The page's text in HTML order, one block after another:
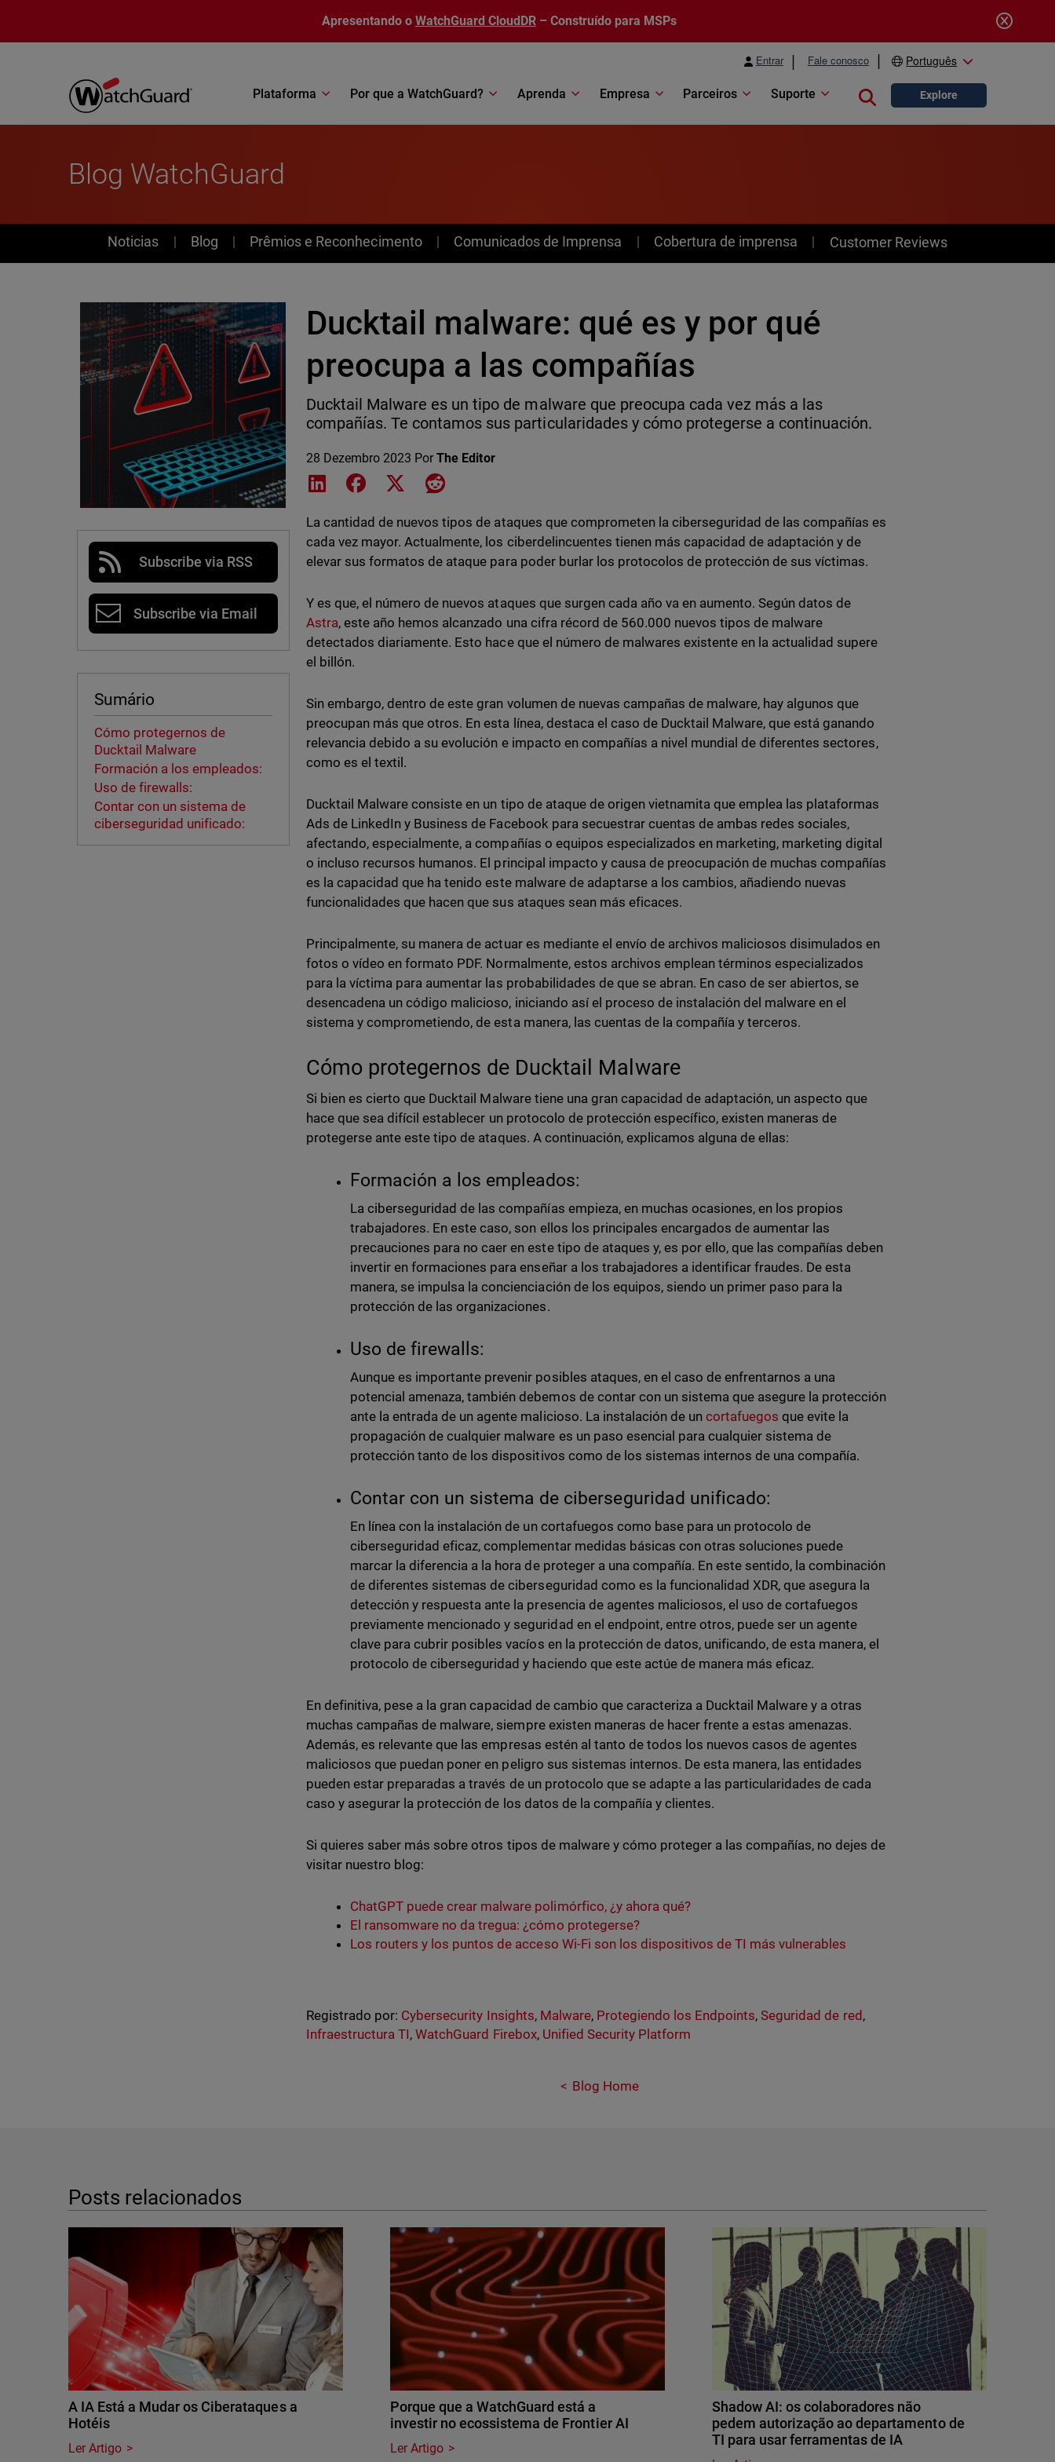
Apresentando o WatchGuard CloudDR – Construído para MSPs
Entrar Fale conosco Português
Plataforma Por que a WatchGuard? Aprenda Empresa Parceiros Suporte Close search
Explore
Blog WatchGuard
News
Noticias Blog Prêmios e Reconhecimento Comunicados de Imprensa Cobertura de imprensa Customer Reviews
Subscribe via RSS
Subscribe via Email
Sumário
Cómo protegernos de
Ducktail Malware
Formación a los empleados:
Uso de firewalls:
Contar con un sistema de
ciberseguridad unificado:
Ducktail malware: qué es y por qué
preocupa a las compañías
Ducktail Malware es un tipo de malware que preocupa cada vez más a las
compañías. Te contamos sus particularidades y cómo protegerse a continuación.
28 Dezembro 2023 PorThe Editor
Share on LinkedIn
Share on Facebook
Share on XShare on Reddit
La cantidad de nuevos tipos de ataques que comprometen la ciberseguridad de las compañías es
cada vez mayor. Actualmente, los ciberdelincuentes tienen más capacidad de adaptación y de
elevar sus formatos de ataque para poder burlar los protocolos de protección de sus víctimas.
Y es que, el número de nuevos ataques que surgen cada año va en aumento. Según datos de
Astra, este año hemos alcanzado una cifra récord de 560.000 nuevos tipos de malware
detectados diariamente. Esto hace que el número de malwares existente en la actualidad supere
el billón.
Sin embargo, dentro de este gran volumen de nuevas campañas de malware, hay algunos que
preocupan más que otros. En esta línea, destaca el caso de Ducktail Malware, que está ganando
relevancia debido a su evolución e impacto en compañías a nivel mundial de diferentes sectores,
como es el textil.
Ducktail Malware consiste en un tipo de ataque de origen vietnamita que emplea las plataformas
Ads de LinkedIn y Business de Facebook para secuestrar cuentas de ambas redes sociales,
afectando, especialmente, a compañías o equipos especializados en marketing, marketing digital
o incluso recursos humanos. El principal impacto y causa de preocupación de muchas compañías
es la capacidad que ha tenido este malware de adaptarse a los cambios, añadiendo nuevas
funcionalidades que hacen que sus ataques sean más eficaces.
Principalmente, su manera de actuar es mediante el envío de archivos maliciosos disimulados en
fotos o vídeo en formato PDF. Normalmente, estos archivos emplean términos especializados
para la víctima para aumentar las probabilidades de que se abran. En caso de ser abiertos, se
desencadena un código malicioso, iniciando así el proceso de instalación del malware en el
sistema y comprometiendo, de esta manera, las cuentas de la compañía y terceros.
Cómo protegernos de Ducktail Malware
Si bien es cierto que Ducktail Malware tiene una gran capacidad de adaptación, un aspecto que
hace que sea difícil establecer un protocolo de protección específico, existen maneras de
protegerse ante este tipo de ataques. A continuación, explicamos alguna de ellas:
Formación a los empleados:
La ciberseguridad de las compañías empieza, en muchas ocasiones, en los propios
trabajadores. En este caso, son ellos los principales encargados de aumentar las
precauciones para no caer en este tipo de ataques y, es por ello, que las compañías deben
invertir en formaciones para enseñar a los trabajadores a identificar fraudes. De esta
manera, se impulsa la concienciación de los equipos, siendo un primer paso para la
protección de las organizaciones.
Uso de firewalls:
Aunque es importante prevenir posibles ataques, en el caso de enfrentarnos a una
potencial amenaza, también debemos de contar con un sistema que asegure la protección
ante la entrada de un agente malicioso. La instalación de un cortafuegos que evite la
propagación de cualquier malware es un paso esencial para cualquier sistema de
protección tanto de los dispositivos como de los sistemas internos de una compañía.
Contar con un sistema de ciberseguridad unificado:
En línea con la instalación de un cortafuegos como base para un protocolo de
ciberseguridad eficaz, complementar medidas básicas con otras soluciones puede
marcar la diferencia a la hora de proteger a una compañía. En este sentido, la combinación
de diferentes sistemas de ciberseguridad como es la funcionalidad XDR, que asegura la
detección y respuesta ante la presencia de agentes maliciosos, el uso de cortafuegos
previamente mencionado y seguridad en el endpoint, entre otros, puede ser un agente
clave para cubrir posibles vacíos en la protección de datos, unificando, de esta manera, el
protocolo de ciberseguridad y haciendo que este actúe de manera más eficaz.
En definitiva, pese a la gran capacidad de cambio que caracteriza a Ducktail Malware y a otras
muchas campañas de malware, siempre existen maneras de hacer frente a estas amenazas.
Además, es relevante que las empresas estén al tanto de todos los nuevos casos de agentes
maliciosos que puedan poner en peligro sus sistemas internos. De esta manera, las entidades
pueden estar preparadas a través de un protocolo que se adapte a las particularidades de cada
caso y asegurar la protección de los datos de la compañía y clientes.
Si quieres saber más sobre otros tipos de malware y cómo proteger a las compañías, no dejes de
visitar nuestro blog:
ChatGPT puede crear malware polimórfico, ¿y ahora qué?
El ransomware no da tregua: ¿cómo protegerse?
Los routers y los puntos de acceso Wi-Fi son los dispositivos de TI más vulnerables
Registrado por: Cybersecurity Insights, Malware, Protegiendo los Endpoints,Seguridad de red ,
Infraestructura TI,WatchGuard Firebox, Unified Security Platform
Blog Home
Posts relacionados
A IA Está a Mudar os Ciberataques a
Hotéis
Ler Artigo
Porque que a WatchGuard está a
investir no ecossistema de Frontier AI
Ler Artigo
Shadow AI: os colaboradores não
pedem autorização ao departamento de
TI para usar ferramentas de IA